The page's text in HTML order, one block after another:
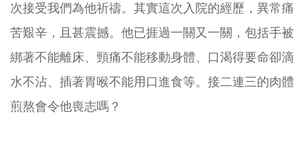
次接受我們為他祈禱。其實這次入院的經歷，異常痛
苦艱辛，且甚震撼。他已捱過一關又一關，包括手被
綁著不能離床、頸痛不能移動身體、口渴得要命卻滴
水不沾、插著胃喉不能用口進食等。接二連三的肉體
煎熬會令他喪志嗎？